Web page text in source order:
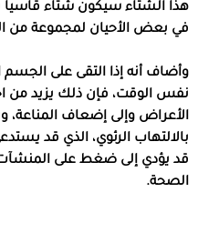
هذا الشتاء سيكون شتاء قاسيا
في بعض الأحيان لمجموعة من
وأضاف أنه إذا التقى على
نفس الوقت، فإن ذلك يزيد من
الأعراض وإلى إضعاف المناعة،
بالالتهاب الرئوي، الذي قد
قد يؤدي إلى ضغط على المنشآت
الصحة.